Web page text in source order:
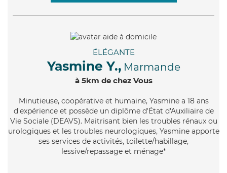
ÉLÉGANTE
Yasmine Y., Marmande
à 5km de chez Vous
Minutieuse, coopérative et humaine, Yasmine a 18 ans
d'expérience et possède un diplôme d'État d'Auxiliaire de
Vie Sociale (DEAVS). Maitrisant bien les troubles rénaux ou
urologiques et les troubles neurologiques, Yasmine apporte
ses services de activités, toilette/habillage,
lessive/repassage et ménage*